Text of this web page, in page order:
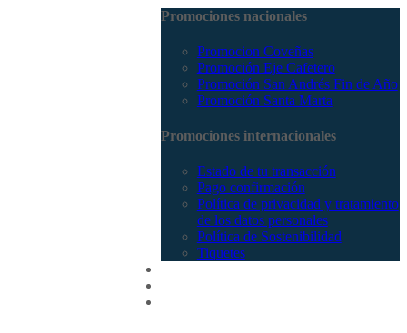
Promociones nacionales
Promocion Coveñas
Promoción Eje Cafetero
Promoción San Andrés Fin de Año
Promoción Santa Marta
Promociones internacionales
Estado de tu transacción
Pago confirmación
Política de privacidad y tratamiento
de los datos personales
Política de Sostenibilidad
Tiquetes